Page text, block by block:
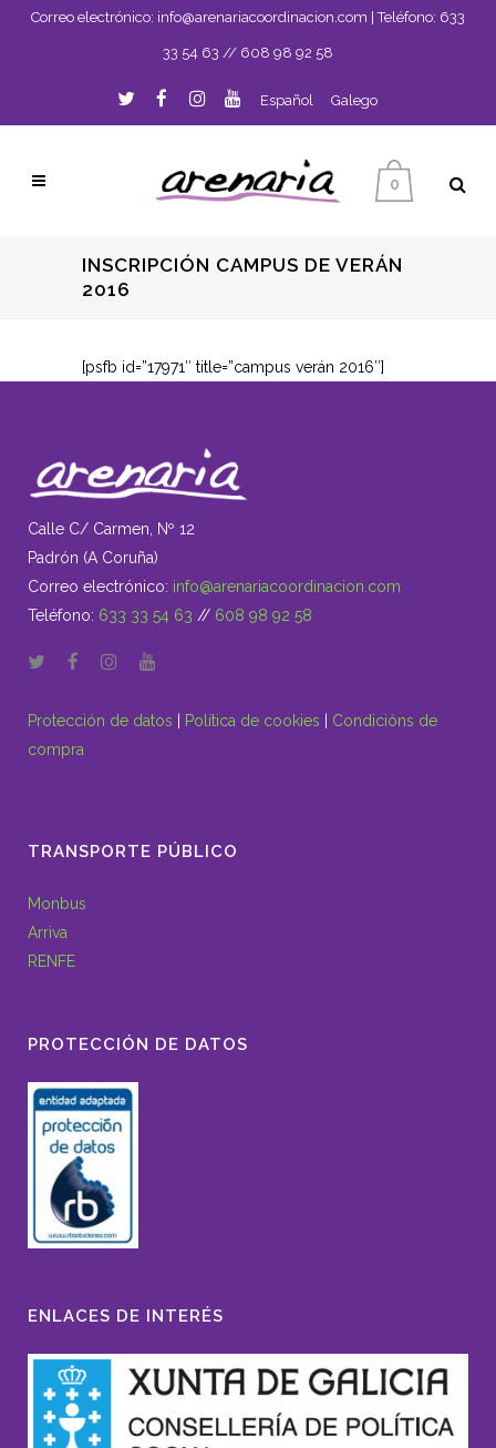
Correo electrónico: info@arenariacoordinacion.com | Teléfono: 633
33 54 63 // 608 98 92 58
Español Galego
0
INSCRIPCIÓN CAMPUS DE VERÁN
2016
[psfb id=”17971″ title=”campus verán 2016″]
Calle C/ Carmen, Nº 12
Padrón (A Coruña)
Correo electrónico: info@arenariacoordinacion.com
Teléfono: 633 33 54 63 // 608 98 92 58
Protección de datos Política de cookies
Condicións de
compra
TRANSPORTE PÚBLICO
Monbus
Arriva
RENFE
PROTECCIÓN DE DATOS
ENLACES DE INTERÉS